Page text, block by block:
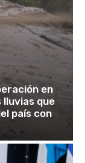
en
que
país con